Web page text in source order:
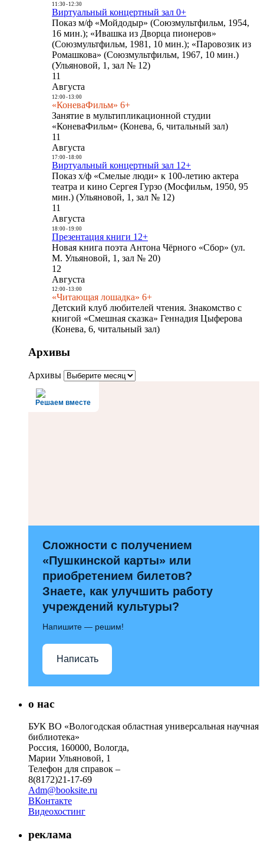
11:30- 12:30
Виртуальный концертный зал 0+
Показ м/ф «Мойдодыр» (Союзмультфильм, 1954,
16 мин.); «Ивашка из Дворца пионеров»
(Союзмультфильм, 1981, 10 мин.); «Паровозик из
Ромашкова» (Союзмультфильм, 1967, 10 мин.)
(Ульяновой, 1, зал № 12)
11
Августа
12:00- 13:00
«КоневаФильм» 6+
Занятие в мультипликационной студии
«КоневаФильм» (Конева, 6, читальный зал)
11
Августа
17:00- 18:00
Виртуальный концертный зал 12+
Показ х/ф «Смелые люди» к 100-летию актера
театра и кино Сергея Гурзо (Мосфильм, 1950, 95
мин.) (Ульяновой, 1, зал № 12)
11
Августа
18:00- 19:00
Презентация книги 12+
Новая книга поэта Антона Чёрного «Сбор» (ул.
М. Ульяновой, 1, зал № 20)
12
Августа
12:00- 13:00
«Читающая лошадка» 6+
Детский клуб любителей чтения. Знакомство с
книгой «Смешная сказка» Геннадия Цыферова
(Конева, 6, читальный зал)
Архивы
Архивы
Решаем вместе
Сложности с получением
«Пушкинской карты» или
приобретением билетов?
Знаете, как улучшить работу
учреждений культуры?
Напишите — решим!
Написать
о нас
БУК ВО «Вологодская областная универсальная научная
библиотека»
Россия, 160000, Вологда,
Марии Ульяновой, 1
Телефон для справок –
8(8172)21-17-69
Adm@booksite.ru
ВКонтакте
Видеохостинг
реклама